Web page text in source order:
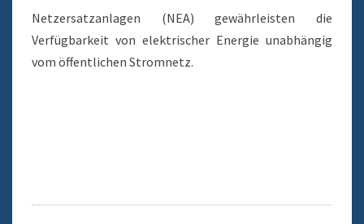
Netzersatzanlagen (NEA) gewährleisten die
Verfügbarkeit von elektrischer Energie unabhängig
vom öffentlichen Stromnetz.